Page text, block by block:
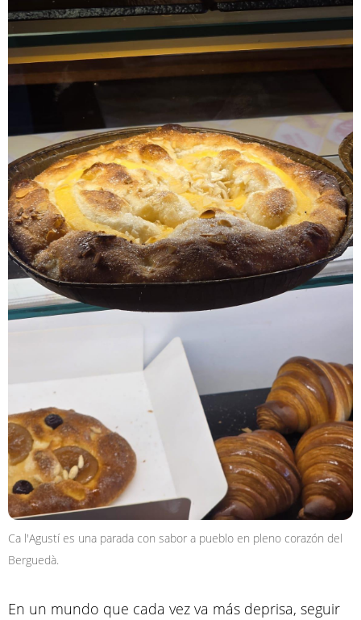
Ca l'Agustí es una parada con sabor a pueblo en pleno corazón del
Berguedà.
En un mundo que cada vez va más deprisa, seguir